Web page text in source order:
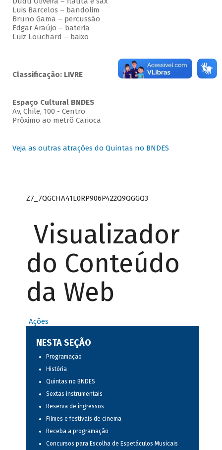
Luis Barcelos – bandolim
Bruno Gama – percussão
Edgar Araújo – bateria
Luiz Louchard – baixo
Classificação: LIVRE
Espaço Cultural BNDES
Av, Chile, 100 - Centro
Próximo ao metrô Carioca
Veja as outras atrações do Quintas no BNDES
Z7_7QGCHA41L0RP906P422Q9QGGQ3
Visualizador
do Conteúdo
da Web
Ações
NESTA SEÇÃO
Programação
História
Quintas no BNDES
Sextas instrumentais
Reserva de ingressos
Filmes e festivais de cinema
Receba a programação
Concursos para Escolha de Espetáculos Musicais